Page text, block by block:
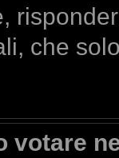
che
votare